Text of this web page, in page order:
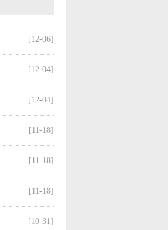
[12-06]
[12-04]
[12-04]
[11-18]
[11-18]
[11-18]
[10-31]